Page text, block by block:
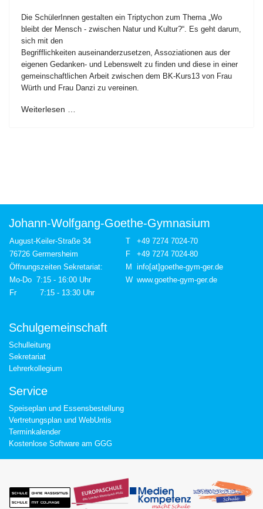
Die SchülerInnen gestalten ein Triptychon zum Thema „Wo
bleibt der Mensch - zwischen Natur und Kultur?“. Es geht darum,
sich mit den
Begrifflichkeiten auseinanderzusetzen, Assoziationen aus der
eigenen Gedanken- und Lebenswelt zu finden und diese in einer
gemeinschaftlichen Arbeit zwischen dem BK-Kurs13 von Frau
Würth und Frau Danzi zu vereinen.
Weiterlesen …
Johann-Wolfgang-Goethe-Gymnasium
August-Keiler-Straße 34 T
+49 7274 7024-70
76726 Germersheim
F
+49 7274 7024-80
Öffnungszeiten Sekretariat:
M
info[at]goethe-gym-ger.de
Mo-Do 7:15 - 16:00 Uhr
W www.goethe-gym-ger.de
Fr 7:15 - 13:30 Uhr
Schulgemeinschaft
Schulleitung
Sekretariat
Lehrerkollegium
Service
Speiseplan und Essensbestellung
Vertretungsplan und WebUntis
Terminkalender
Kostenlose Software am GGG